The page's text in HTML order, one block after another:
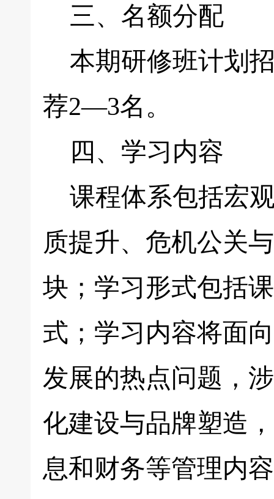
三、名额分配
本期研修班计划
荐2—3名。
四、学习内容
课程体系包括宏
质提升、危机公关
块；学习形式包括
式；学习内容将面
发展的热点问题，
化建设与品牌塑造
息和财务等管理内